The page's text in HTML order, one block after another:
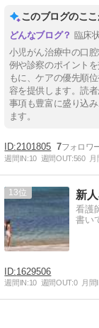
このブログのこ
臨床
小児がん治療中の口
例や診察のポイント
もに、ケアの優先順
容を提供します。読
事項も豊富に盛り込
ます。
2101805 7
週間IN:10 週間OUT:560 月
13 新
看護
書い
1629506
週間IN:10 週間OUT:0 月間